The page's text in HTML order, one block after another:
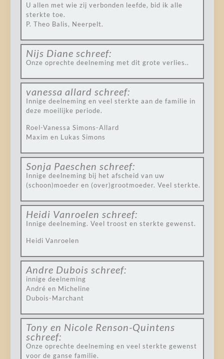
U allen met wie zij verbonden leefde, bid ik alle
sterkte toe.
P. Theo Balis, Neerpelt.
Nijs Diane schreef:
Onze oprechte deelneming met dit grote verlies..
vanessa allard schreef:
Innige deelneming en veel sterkte aan de familie in
deze moeilijke periode.
Roel-Vanessa Simons-Allard
Maxim en Lukas Simons
Sonja Paeschen schreef:
Innige deelneming bij het afscheid van uw
(schoon)moeder en (over)grootmoeder. Veel sterkte.
Heidi Vanroelen schreef:
Innige deelneming. Veel troost en sterkte gewenst.
Heidi Vanroelen
Andre Dubois schreef:
innige deelneming
André en Micheline
Dubois-Marchant
Tony en Nicole Renson-Quintens
schreef:
Onze oprechte deelneming en veel sterkte gewenst
voor de ganse familie.